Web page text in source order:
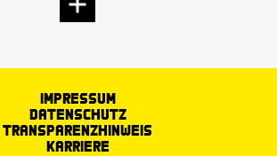
Impressum
Datenschutz
Transparenzhinweis
Karriere